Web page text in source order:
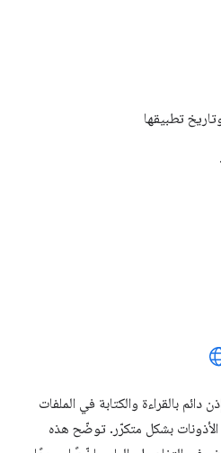
تطبيقها
بالقراءة والكتابة في الملفات
بشكل متكرّر. توضّح هذه